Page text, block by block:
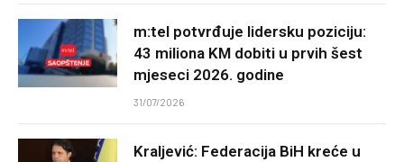
m:tel potvrđuje lidersku poziciju:
43 miliona KM dobiti u prvih šest
mjeseci 2026. godine
31/07/2026
Kraljević: Federacija BiH kreće u